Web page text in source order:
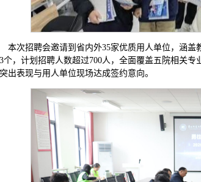
本次招聘会邀请到省内外35家优质用人单位，涵
个，计划招聘人数超过700人，全面覆盖五院相关
出表现与用人单位现场达成签约意向。